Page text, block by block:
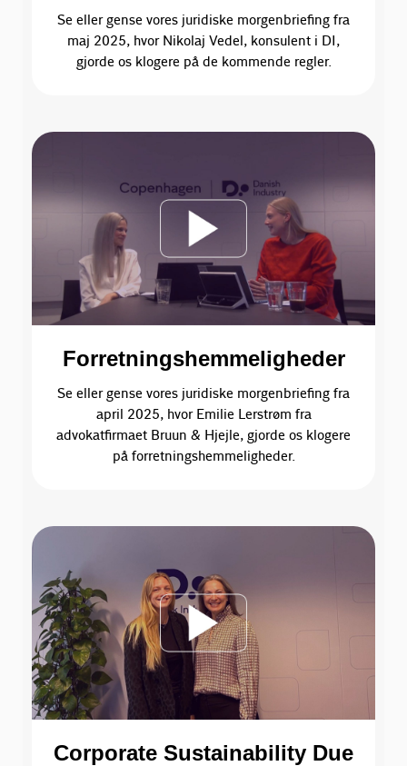
Se eller gense vores juridiske morgenbriefing fra
maj 2025, hvor Nikolaj Vedel, konsulent i DI,
gjorde os klogere på de kommende regler.
Forretningshemmeligheder
Se eller gense vores juridiske morgenbriefing fra
april 2025, hvor Emilie Lerstrøm fra
advokatfirmaet Bruun & Hjejle, gjorde os klogere
på forretningshemmeligheder.
Corporate Sustainability Due